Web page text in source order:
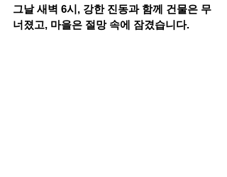
그날 새벽 6시, 강한 진동과 함께 건물은 무
너졌고, 마을은 절망 속에 잠겼습니다.